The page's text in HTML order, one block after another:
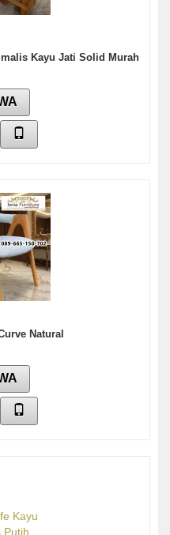
Kayu Jati Solid Murah
Natural